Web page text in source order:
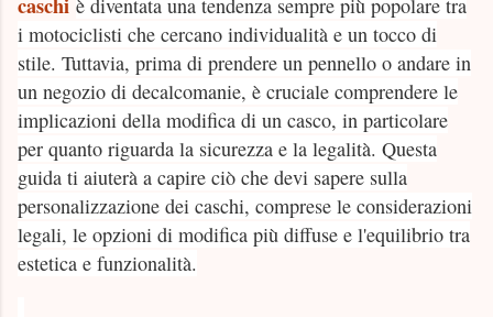
i motociclisti che cercano individualità e un tocco di
stile. Tuttavia, prima di prendere un pennello o andare in
un negozio di decalcomanie, è cruciale comprendere le
implicazioni della modifica di un casco, in particolare
per quanto riguarda la sicurezza e la legalità. Questa
guida ti aiuterà a capire ciò che devi sapere sulla
personalizzazione dei caschi, comprese le considerazioni
legali, le opzioni di modifica più diffuse e l'equilibrio tra
estetica e funzionalità.